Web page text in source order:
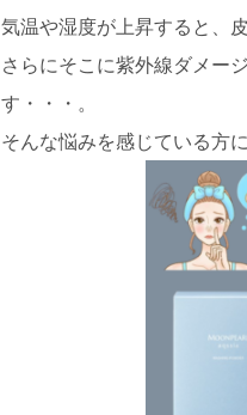
気温や湿度が上昇すると、
さらにそこに紫外線ダメー
す・・・。
そんな悩みを感じている方